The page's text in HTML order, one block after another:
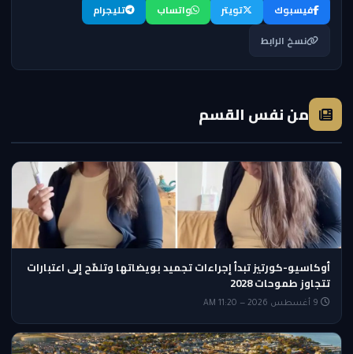
فيسبوك تويتر واتساب
تليجرام
نسخ الرابط
من نفس القسم
أوكاسيو-كورتيز تبدأ إجراءات تجميد بويضاتها وتلمّح إلى اعتبارات
تتجاوز طموحات 2028